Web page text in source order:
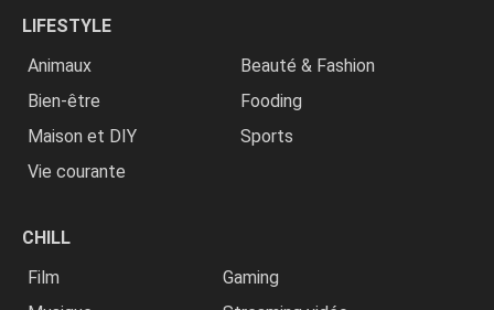
LIFESTYLE
Animaux
Beauté & Fashion
Bien-être
Fooding
Maison et DIY
Sports
Vie courante
CHILL
Film
Gaming